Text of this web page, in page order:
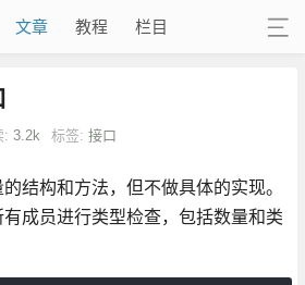
文章 教程 栏目
: 3.2k 标签: 接口
结构和方法，但不做具体的实现。
成员进行类型检查，包括数量和类